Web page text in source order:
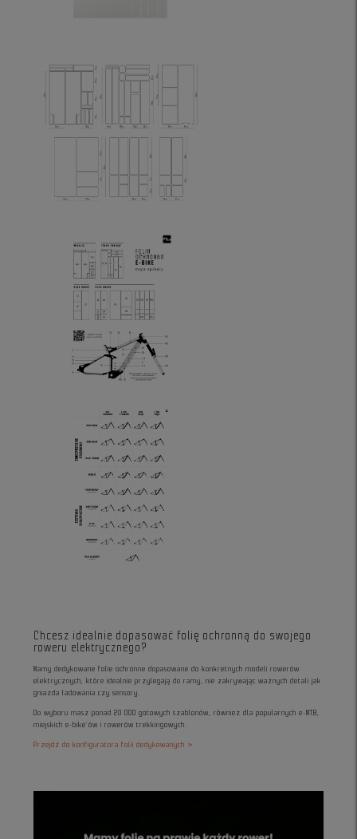
Chcesz idealnie dopasować folię ochronną do swojego
roweru elektrycznego?
Mamy dedykowane folie ochronne dopasowane do konkretnych modeli rowerów
elektrycznych, które idealnie przylegają do ramy, nie zakrywając ważnych detali jak
gniazda ładowania czy sensory.
Do wyboru masz ponad 20 000 gotowych szablonów, również dla popularnych e-MTB,
miejskich e-bike’ów i rowerów trekkingowych.
Przejdź do konfiguratora folii dedykowanych »